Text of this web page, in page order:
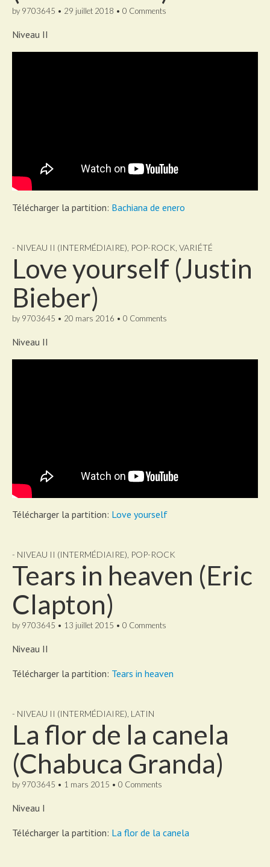
by 9703645 • 29 juillet 2018 • 0 Comments
Niveau II
Télécharger la partition: Bachiana de enero
- NIVEAU II (INTERMÉDIAIRE) POP-ROCK VARIÉTÉ
Love yourself (Justin
Bieber)
by 9703645 • 20 mars 2016 • 0 Comments
Niveau II
Télécharger la partition: Love yourself
- NIVEAU II (INTERMÉDIAIRE), POP-ROCK
Tears in heaven (Eric
Clapton)
by 9703645 • 13 juillet 2015 • 0 Comments
Niveau II
Télécharger la partition: Tears in heaven
- NIVEAU II (INTERMÉDIAIRE), LATIN
La flor de la canela
(Chabuca Granda)
by 9703645 • 1 mars 2015 • 0 Comments
Niveau I
Télécharger la partition: La flor de la canela